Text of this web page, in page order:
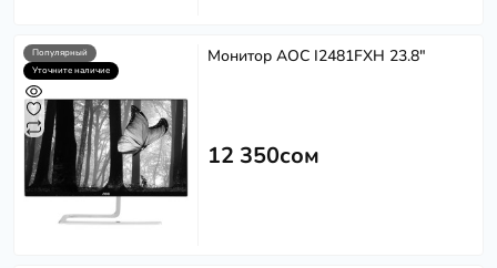
Популярный
Уточните наличие
Монитор AOC I2481FXH 23.8"
12 350сом